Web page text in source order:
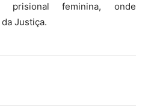
prisional feminina, onde
Justiça.